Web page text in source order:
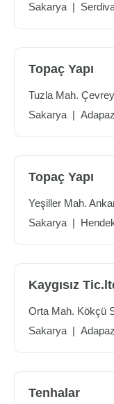
Sakarya |
Topaç Yapı
Tuzla Mah.
Sakarya |
Topaç Yapı
Yeşiller Mah.
Sakarya |
Kaygısız
Orta Mah. Kökçü
Sakarya |
Tenhalar